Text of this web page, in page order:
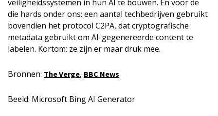
veiligheidssystemen in hun AI te bouwen. En voor de
die hards onder ons: een aantal techbedrijven gebruikt
bovendien het protocol C2PA, dat cryptografische
metadata gebruikt om AI-gegenereerde content te
labelen. Kortom: ze zijn er maar druk mee.
Bronnen: The Verge, BBC News
Beeld: Microsoft Bing AI Generator